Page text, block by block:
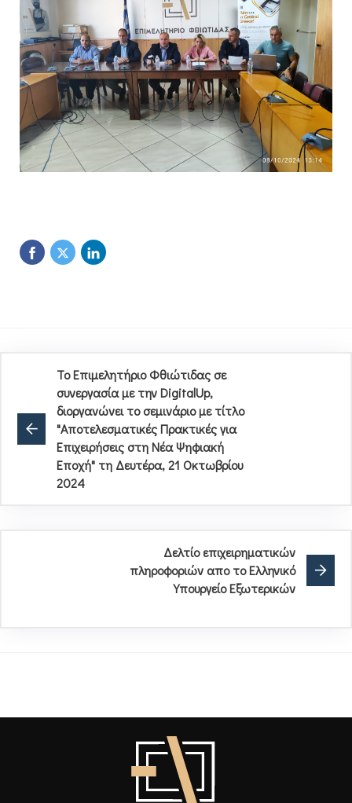
To Επιμελητήριο Φθιώτιδας σε
συνεργασία με την DigitalUp,
διοργανώνει το σεμινάριο με τίτλο
"Αποτελεσματικές Πρακτικές για
Επιχειρήσεις στη Νέα Ψηφιακή
Εποχή" τη Δευτέρα, 21 Οκτωβρίου
2024
Δελτίο επιχειρηματικών
πληροφοριών απο το Ελληνικό
Υπουργείο Εξωτερικών